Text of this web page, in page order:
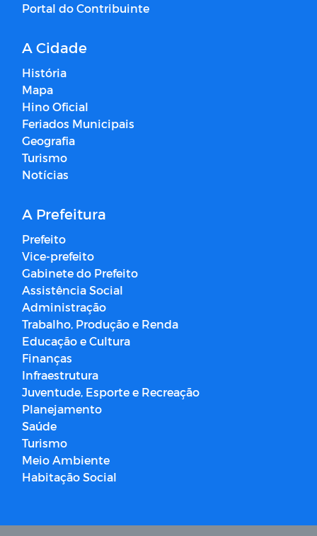
Portal do Contribuinte
A Cidade
História
Mapa
Hino Oficial
Feriados Municipais
Geografia
Turismo
Notícias
A Prefeitura
Prefeito
Vice-prefeito
Gabinete do Prefeito
Assistência Social
Administração
Trabalho, Produção e Renda
Educação e Cultura
Finanças
Infraestrutura
Juventude, Esporte e Recreação
Planejamento
Saúde
Turismo
Meio Ambiente
Habitação Social